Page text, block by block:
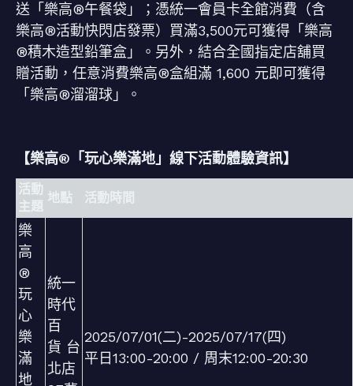
送「樂高®午餐袋」；憑統一會員卡全館消費（含
樂高®活動快閃店發票）買滿3,500元可獲得「樂高
®積木造型鉛筆盒」。另外，結合全國指定店舖買
贈活動，任意消費樂高®盒組滿 1,600 元即可獲得
「樂高®溜溜球」。
【樂高®「玩心樂滿地」線下活動體驗資訊】
活動
主題
地點 活動時間
樂
高
®
玩
心
樂
滿
地
統一
時代
百
貨 台
北店
2025/07/01(二)-2025/07/17(四)
平日13:00-20:00 / 周末12:00-20:30